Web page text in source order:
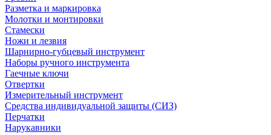
Разметка и маркировка
Молотки и монтировки
Стамески
Ножи и лезвия
Шарнирно-губцевый инструмент
Наборы ручного инструмента
Гаечные ключи
Отвертки
Измерительный инструмент
Средства индивидуальной защиты (СИЗ)
Перчатки
Нарукавники